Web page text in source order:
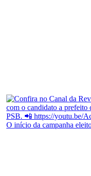
O início da campanha